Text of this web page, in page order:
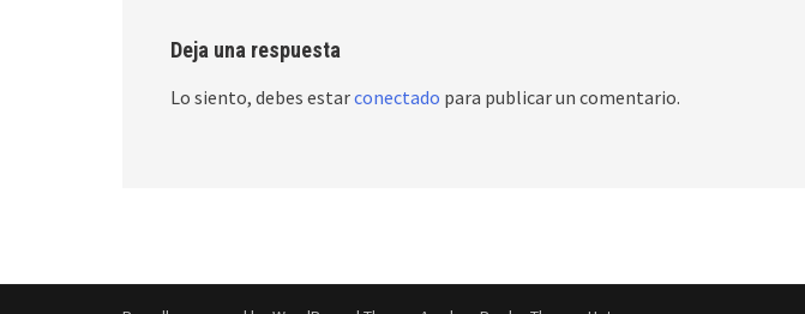
Deja una respuesta
Lo siento, debes estarconectado para publicar un comentario.